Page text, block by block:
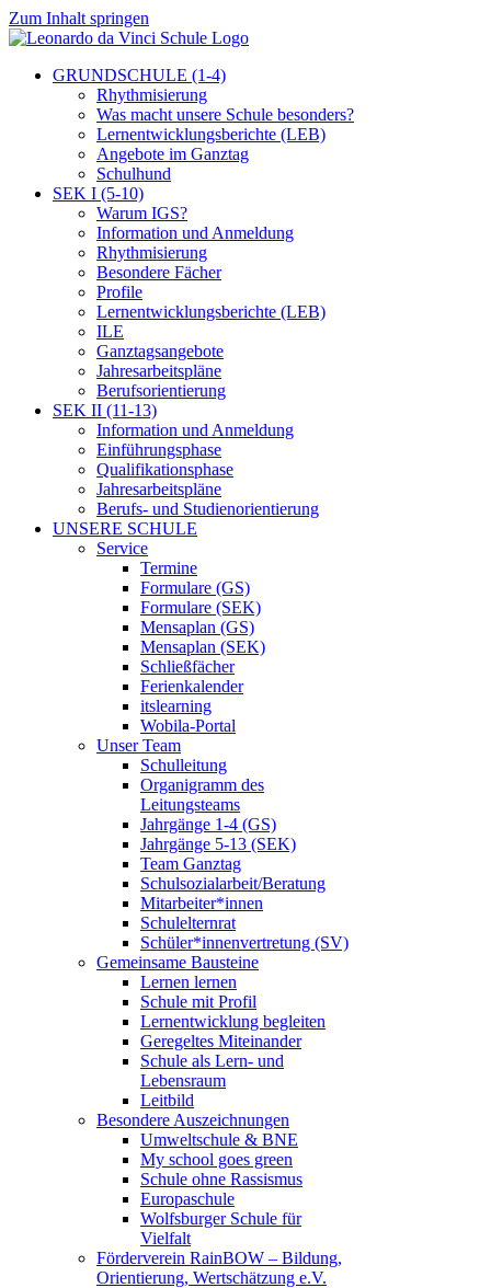
Zum Inhalt springen
GRUNDSCHULE (1-4)
Rhythmisierung
Was macht unsere Schule besonders?
Lernentwicklungsberichte (LEB)
Angebote im Ganztag
Schulhund
SEK I (5-10)
Warum IGS?
Information und Anmeldung
Rhythmisierung
Besondere Fächer
Profile
Lernentwicklungsberichte (LEB)
ILE
Ganztagsangebote
Jahresarbeitspläne
Berufsorientierung
SEK II (11-13)
Information und Anmeldung
Einführungsphase
Qualifikationsphase
Jahresarbeitspläne
Berufs- und Studienorientierung
UNSERE SCHULE
Service
Termine
Formulare (GS)
Formulare (SEK)
Mensaplan (GS)
Mensaplan (SEK)
Schließfächer
Ferienkalender
itslearning
Wobila-Portal
Unser Team
Schulleitung
Organigramm des
Leitungsteams
Jahrgänge 1-4 (GS)
Jahrgänge 5-13 (SEK)
Team Ganztag
Schulsozialarbeit/Beratung
Mitarbeiter*innen
Schulelternrat
Schüler*innenvertretung (SV)
Gemeinsame Bausteine
Lernen lernen
Schule mit Profil
Lernentwicklung begleiten
Geregeltes Miteinander
Schule als Lern- und
Lebensraum
Leitbild
Besondere Auszeichnungen
Umweltschule & BNE
My school goes green
Schule ohne Rassismus
Europaschule
Wolfsburger Schule für
Vielfalt
Förderverein RainBOW – Bildung,
Orientierung, Wertschätzung e.V.